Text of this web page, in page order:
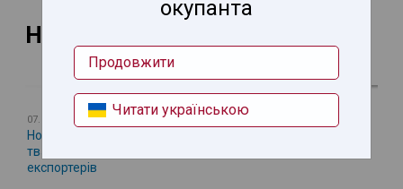
Новости
07.08.2026
Нові правила імпорту ЄС з 12 серпня для продукції
тваринного походження: важливо для українських
експортерів
окупанта
Продовжити
Читати українською